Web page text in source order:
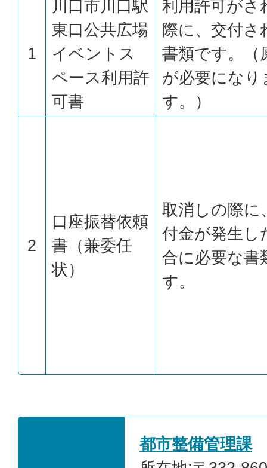
1
川口市川口駅
東口公共広場
イベントス
ペース利用許
可書
利用許可がさ
際に、交付さ
書類です。（
が必要になり
す。）
2
口座振替依頼
書（兼委任
状）
取消しの際に
付金が発生し
合に必要な書
す。
都市整備管理課